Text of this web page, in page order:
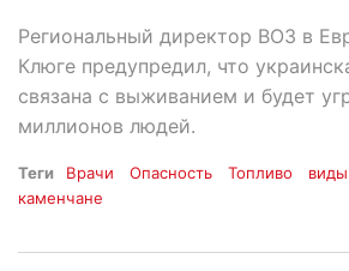
Региональный директор ВОЗ в
Клюге предупредил, что
связана с выживанием и будет
миллионов людей.
Теги Врачи Опасность Топливо виды
каменчане